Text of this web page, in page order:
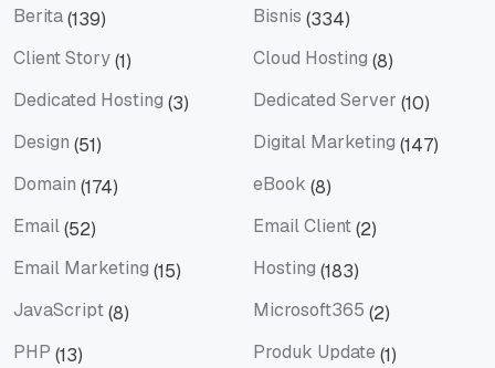
Berita(139) Bisnis (334)
Client Story(1) Cloud Hosting (8)
Dedicated Hosting (3) Dedicated Server (10)
Design (51) Digital Marketing (147)
Domain (174) eBook (8)
Email(52) Email Client(2)
Email Marketing (15) Hosting (183)
JavaScript(8) Microsoft365 (2)
PHP (13) Produk Update (1)